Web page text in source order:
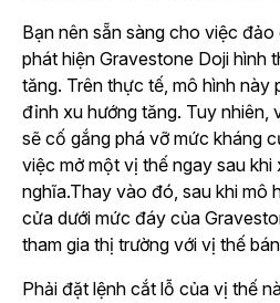
Bạn nên sẵn sàng cho việc
phát hiện Gravestone Doji hình
tăng. Trên thực tế, mô hình này
đỉnh xu hướng tăng. Tuy nhiên,
sẽ cố gắng phá vỡ mức kháng
việc mở một vị thế ngay sau khi
nghĩa.Thay vào đó, sau khi mô
cửa dưới mức đáy của
tham gia thị trường với vị thế
Phải đặt lệnh cắt lỗ của vị thế